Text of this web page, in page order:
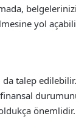
yol
talep
finansal